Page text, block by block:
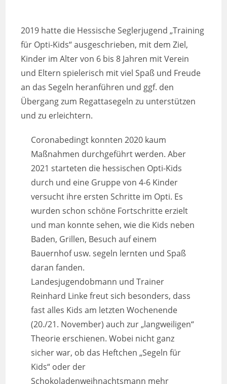
2019 hatte die Hessische Seglerjugend „Training
für Opti-Kids“ ausgeschrieben, mit dem Ziel,
Kinder im Alter von 6 bis 8 Jahren mit Verein
und Eltern spielerisch mit viel Spaß und Freude
an das Segeln heranführen und ggf. den
Übergang zum Regattasegeln zu unterstützen
und zu erleichtern.
Coronabedingt konnten 2020 kaum
Maßnahmen durchgeführt werden. Aber
2021 starteten die hessischen Opti-Kids
durch und eine Gruppe von 4-6 Kinder
versucht ihre ersten Schritte im Opti. Es
wurden schon schöne Fortschritte erzielt
und man konnte sehen, wie die Kids neben
Baden, Grillen, Besuch auf einem
Bauernhof usw. segeln lernten und Spaß
daran fanden.
Landesjugendobmann und Trainer
Reinhard Linke freut sich besonders, dass
fast alles Kids am letzten Wochenende
(20./21. November) auch zur „langweiligen“
Theorie erschienen. Wobei nicht ganz
sicher war, ob das Heftchen „Segeln für
Kids“ oder der
Schokoladenweihnachtsmann mehr